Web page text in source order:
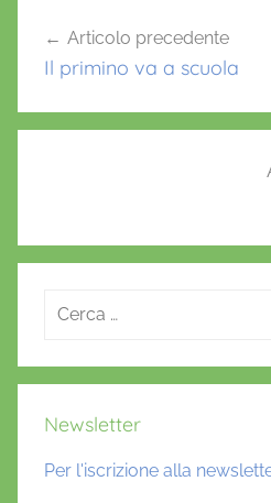
o
k
p
articoli
Articolo precedente
Il primino va a scuola
Ricerca
Newsletter
Per l'iscrizione alla